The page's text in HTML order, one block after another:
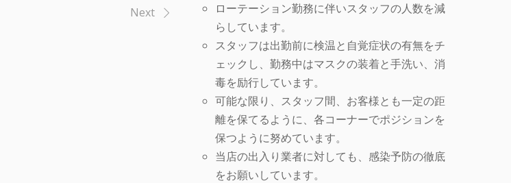
Next
ローテーション勤務に伴いスタッフの人数を減
らしています。
スタッフは出勤前に検温と自覚症状の有無をチ
ェックし、勤務中はマスクの装着と手洗い、消
毒を励行しています。
可能な限り、スタッフ間、お客様とも一定の距
離を保てるように、各コーナーでポジションを
保つように努めています。
当店の出入り業者に対しても、感染予防の徹底
をお願いしています。